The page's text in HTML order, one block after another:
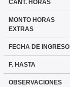
CANT. HORAS
MONTO HORAS
EXTRAS
FECHA DE INGRESO
F. HASTA
OBSERVACIONES